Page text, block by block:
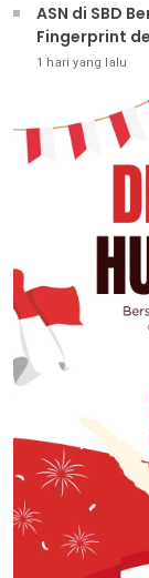
ASN di SBD
Fingerprint
1 hari yang lalu